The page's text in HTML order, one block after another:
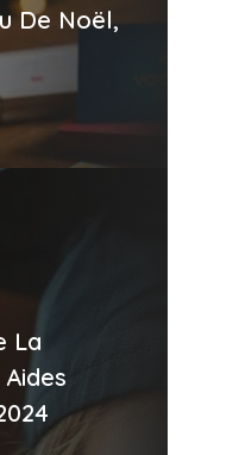
De Noël,
La